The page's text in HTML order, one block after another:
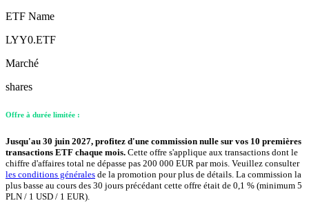
ETF Name
LYY0.ETF
Marché
shares
Offre à durée limitée :
Jusqu'au 30 juin 2027, profitez d'une commission nulle sur vos 10 premières
transactions ETF chaque mois. Cette offre s'applique aux transactions dont le
chiffre d'affaires total ne dépasse pas 200 000 EUR par mois. Veuillez consulter
les conditions générales de la promotion pour plus de détails. La commission la
plus basse au cours des 30 jours précédant cette offre était de 0,1 % (minimum 5
PLN / 1 USD / 1 EUR).